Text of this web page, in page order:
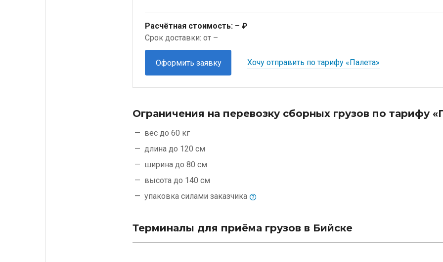
Расчётная стоимость: – ₽
Срок доставки: от –
Оформить заявку Хочу отправить по тарифу «Палета»
Ограничения на перевозку сборных грузов по тарифу
вес до 60 кг
длина до 120 см
ширина до 80 см
высота до 140 см
упаковка силами заказчика
Терминалы для приёма грузов в Бийске